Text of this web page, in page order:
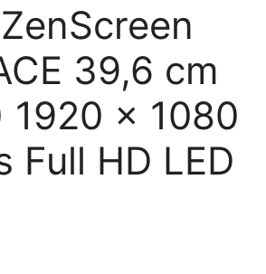
39,6 cm
1920 x 1080
Full HD LED